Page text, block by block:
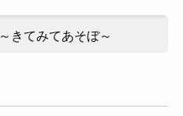
～きてみてあそぼ～